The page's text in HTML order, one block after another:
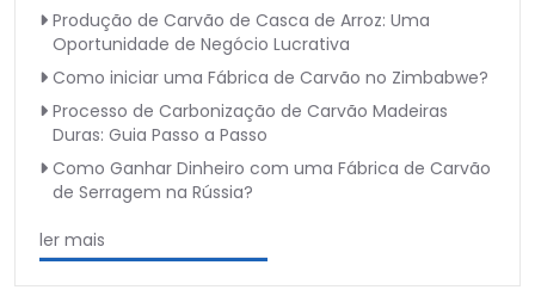
Produção de Carvão de Casca de Arroz: Uma
Oportunidade de Negócio Lucrativa
Como iniciar uma Fábrica de Carvão no Zimbabwe?
Processo de Carbonização de Carvão Madeiras
Duras: Guia Passo a Passo
Como Ganhar Dinheiro com uma Fábrica de Carvão
de Serragem na Rússia?
ler mais